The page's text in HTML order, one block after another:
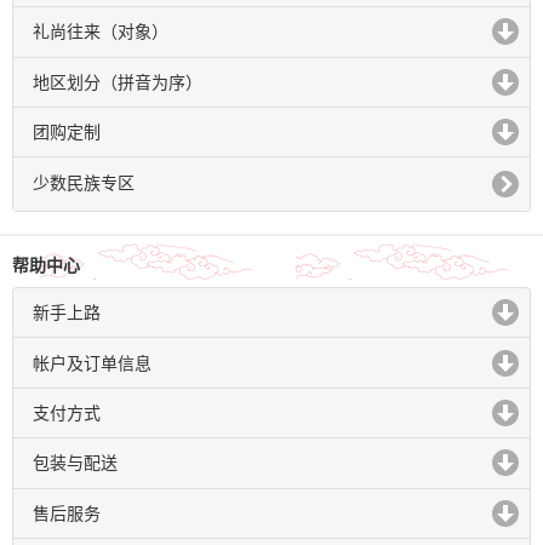
click to expand contents
礼尚往来（对象）
click to expand contents
地区划分（拼音为序）
click to expand contents
团购定制
click to expand contents
少数民族专区
帮助中心
新手上路
click to expand contents
帐户及订单信息
click to expand contents
支付方式
click to expand contents
包装与配送
click to expand contents
售后服务
click to expand contents